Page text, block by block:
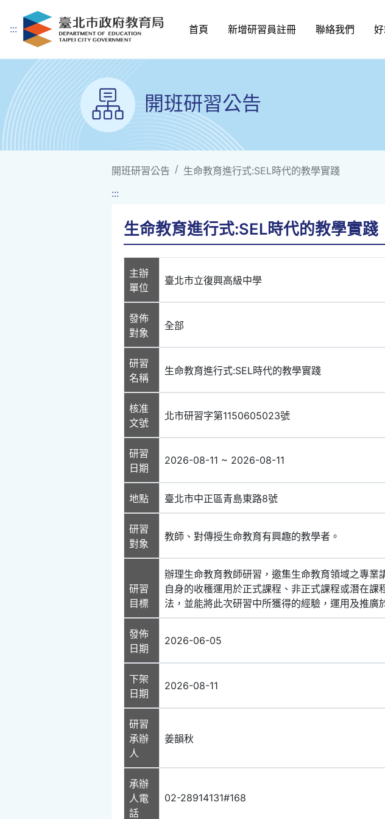
跳到主要內容
::: 首頁 新增研習員註冊 聯絡我們
開班研習公告
開班研習公告
生命教育進行式:SEL時代的教學實踐
:::
生命教育進行式:SEL時代的教學實踐
主辦
單位
臺北市立復興高級中學
發佈
對象
全部
研習
名稱
生命教育進行式:SEL時代的教學實踐
核准
文號
北市研習字第1150605023號
研習
日期
2026-08-11 ~ 2026-08-11
地點 臺北市中正區青島東路8號
研習
對象
教師、對傳授生命教育有興趣的教學者。
研習
目標
辦理生命教育教師研習，邀集生命教育領域之專
自身的收穫運用於正式課程、非正式課程或潛在
法，並能將此次研習中所獲得的經驗，運用及推廣
發佈
日期
2026-06-05
下架
日期
2026-08-11
研習
承辦
人
姜韻秋
承辦
人電
話
02-28914131#168